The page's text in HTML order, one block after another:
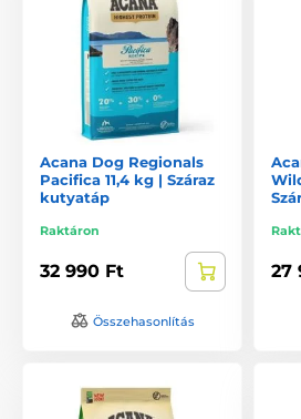
Acana Dog Regionals
Pacifica 11,4 kg | Száraz
kutyatáp
Raktáron
32 990 Ft
Összehasonlítás
27